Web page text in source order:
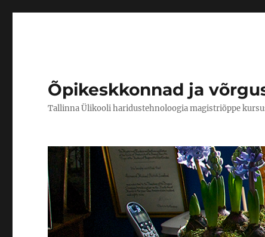
Õpikeskkonnad ja
Tallinna Ülikooli haridustehnoloogia magistriõppe